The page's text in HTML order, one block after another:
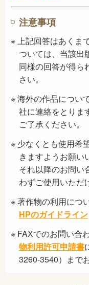
注意事項
※ 上記回答はあくま
ついては、当該出
同様の回答が得ら
さい。
※ 海外の作品につい
社に連絡をとりま
ご了承ください。
※ 少なくとも使用希
きますようお願い
それ以降のお問い
わずご使用いただ
※ 著作物の利用につ
HPのガイドライン
※ FAXでのお問い合
物利用許可申請書
3260-3540）まで